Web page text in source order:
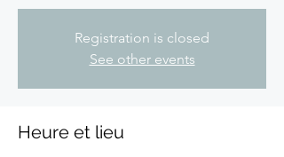
Registration is closed
See other events
Heure et lieu